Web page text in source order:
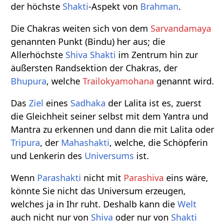
der höchste Shakti-Aspekt von Brahman.
Die Chakras weiten sich von dem Sarvandamaya
genannten Punkt (Bindu) her aus; die
Allerhöchste Shiva Shakti im Zentrum hin zur
äußersten Randsektion der Chakras, der
Bhupura, welcheTrailokyamohana genannt wird.
DasZiel eines Sadhaka der Lalita ist es, zuerst
die Gleichheit seiner selbst mit dem Yantra und
Mantra zu erkennen und dann die mit Lalita oder
Tripura, der Mahashakti, welche, die Schöpferin
und Lenkerin des Universums ist.
Wenn Parashakti nicht mit Parashiva eins wäre,
könnte Sie nicht das Universum erzeugen,
welches ja in Ihr ruht. Deshalb kann dieWelt
auch nicht nur von Shiva oder nur von Shakti